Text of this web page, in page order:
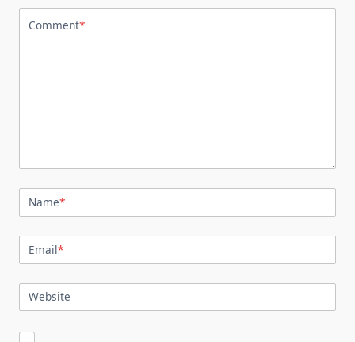
Comment*
Name*
Email*
Website